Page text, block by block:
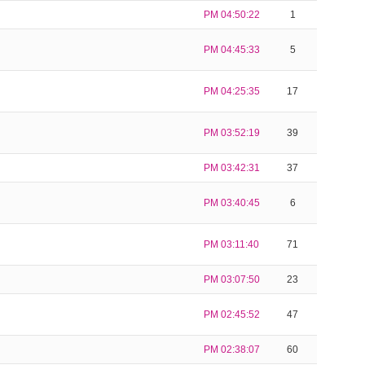
PM 04:50:22 1
PM 04:45:33 5
PM 04:25:35 17
PM 03:52:19 39
PM 03:42:31 37
PM 03:40:45 6
PM 03:11:40 71
PM 03:07:50 23
PM 02:45:52 47
PM 02:38:07 60